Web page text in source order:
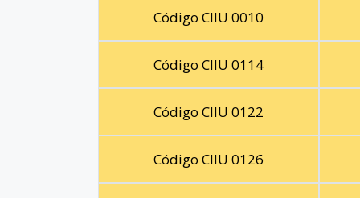
Código CIIU 0010
Código CIIU 0114
Código CIIU 0122
Código CIIU 0126